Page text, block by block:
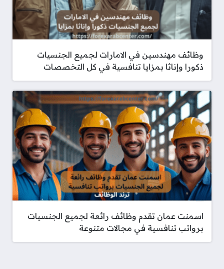
وظائف مهندسين في الامارات لجميع الجنسيات
ذكورا وإناثا بمزايا تنافسية في كل التخصصات
اسمنت عمان تقدم وظائف رائعة لجميع الجنسيات
برواتب تنافسية في مجالات متنوعة